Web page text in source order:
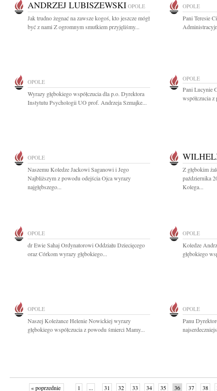
ANDRZEJ LUBISZEWSKI OPOLE
Jak trudno żegnać na zawsze kogoś, kto jeszcze mógł
być z nami Z ogromnym smutkiem przyjęliśmy...
OPOLE
Pani Teresie
OPOLE
Wyrazy głębokiego współczucia dla p.o. Dyrektora
Instytutu Psychologii UO prof. Andrzeja Szmajke...
OPOLE
Pani Lucynie
współczucia
OPOLE
Naszemu Koledze Jackowi Saganowi i Jego
Najbliższym z powodu odejścia Ojca wyrazy
najgłębszego...
Z głębokim
października
Kolega...
OPOLE
dr Ewie Sahaj Ordynatorowi Oddziału Dziecięcego
oraz Córkom wyrazy głębokiego...
OPOLE
Koledze
głębokiego
OPOLE
Naszej Koleżance Helenie Nowickiej wyrazy
głębokiego współczucia z powodu śmierci Mamy...
OPOLE
Panu
« poprzednie 1 ... 31 32 33 34 35 36 37 38